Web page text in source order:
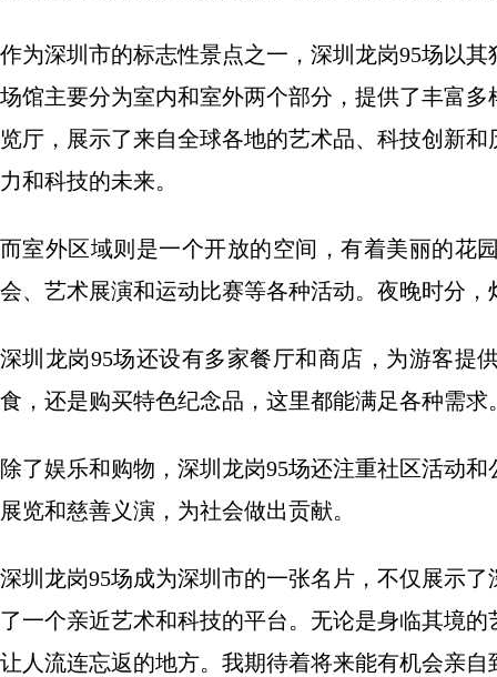
作为深圳市的标志性景点之一，深圳龙岗95场以
场馆主要分为室内和室外两个部分，提供了丰富
览厅，展示了来自全球各地的艺术品、科技创新
力和科技的未来。
而室外区域则是一个开放的空间，有着美丽的花
会、艺术展演和运动比赛等各种活动。夜晚时分
深圳龙岗95场还设有多家餐厅和商店，为游客提
食，还是购买特色纪念品，这里都能满足各种需求
除了娱乐和购物，深圳龙岗95场还注重社区活动
展览和慈善义演，为社会做出贡献。
深圳龙岗95场成为深圳市的一张名片，不仅展示
了一个亲近艺术和科技的平台。无论是身临其境
让人流连忘返的地方。我期待着将来能有机会亲